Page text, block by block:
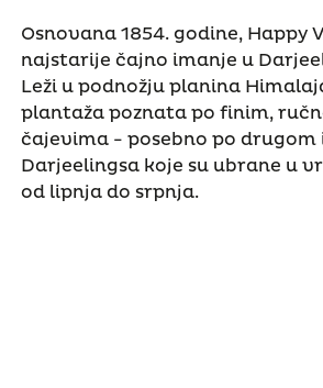
Osnovana 1854. godine, Happy
najstarije čajno imanje u
Leži u podnožju planina
plantaža poznata po finim,
čajevima - posebno po drugom
Darjeelingsa koje su ubrane u
od lipnja do srpnja.